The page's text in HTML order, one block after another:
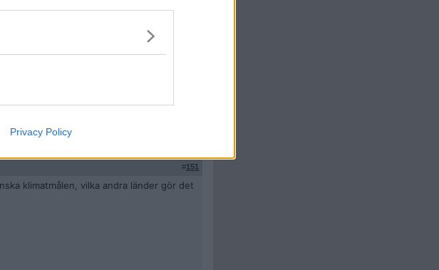
Privacy Policy
#151
klimatmålen, vilka andra länder gör det